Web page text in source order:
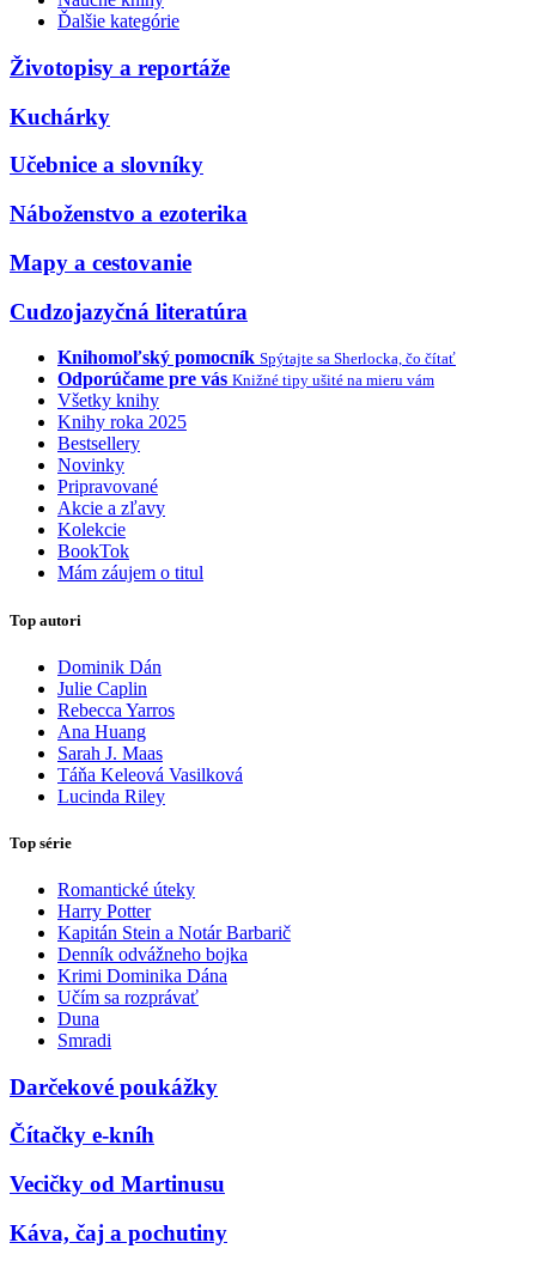
Ďalšie kategórie
Životopisy a reportáže
Kuchárky
Učebnice a slovníky
Náboženstvo a ezoterika
Mapy a cestovanie
Cudzojazyčná literatúra
Knihomoľský pomocník Spýtajte sa Sherlocka, čo čítať
Odporúčame pre vás Knižné tipy ušité na mieru vám
Všetky knihy
Knihy roka 2025
Bestsellery
Novinky
Pripravované
Akcie a zľavy
Kolekcie
BookTok
Mám záujem o titul
Top autori
Dominik Dán
Julie Caplin
Rebecca Yarros
Ana Huang
Sarah J. Maas
Táňa Keleová Vasilková
Lucinda Riley
Top série
Romantické úteky
Harry Potter
Kapitán Stein a Notár Barbarič
Denník odvážneho bojka
Krimi Dominika Dána
Učím sa rozprávať
Duna
Smradi
Darčekové poukážky
Čítačky e-kníh
Vecičky od Martinusu
Káva, čaj a pochutiny